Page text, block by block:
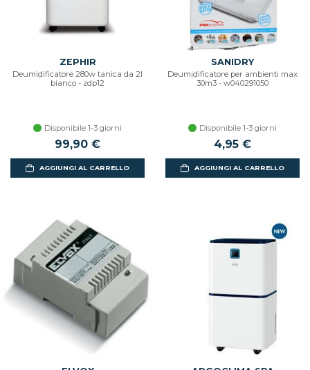
ZEPHIR
Deumidificatore 280w tanica da 2l
bianco - zdp12
Disponibile 1-3 giorni
99,90 €
AGGIUNGI AL CARRELLO
SANIDRY
Deumidificatore per ambienti max
30m3 - w040291050
Disponibile 1-3 giorni
4,95 €
AGGIUNGI AL CARRELLO